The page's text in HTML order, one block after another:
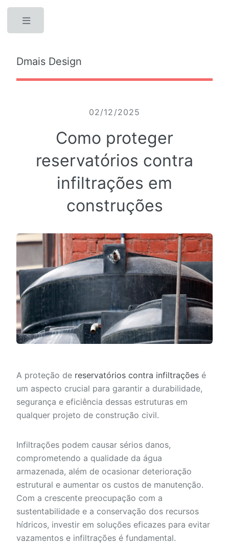
Dmais Design
02/12/2025
Como proteger
reservatórios contra
infiltrações em
construções
A proteção de reservatórios contra infiltrações é
um aspecto crucial para garantir a durabilidade,
segurança e eficiência dessas estruturas em
qualquer projeto de construção civil.
Infiltrações podem causar sérios danos,
comprometendo a qualidade da água
armazenada, além de ocasionar deterioração
estrutural e aumentar os custos de manutenção.
Com a crescente preocupação com a
sustentabilidade e a conservação dos recursos
hídricos, investir em soluções eficazes para evitar
vazamentos e infiltrações é fundamental.